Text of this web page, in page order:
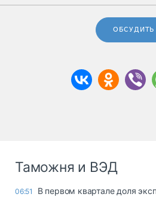
ОБСУДИТЬ
Таможня и ВЭД
06:51
В первом квартале доля